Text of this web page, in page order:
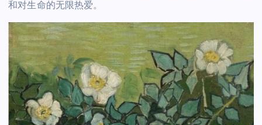
和对生命的无限热爱。